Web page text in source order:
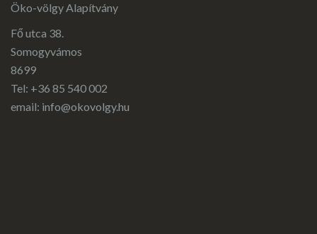
Öko-völgy Alapítvány
Fő utca 38.
Somogyvámos
8699
Tel: +36 85 540 002
email: info@okovolgy.hu